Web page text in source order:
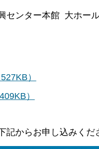
センター本館 大ホー
）
）
記からお申し込みくだ